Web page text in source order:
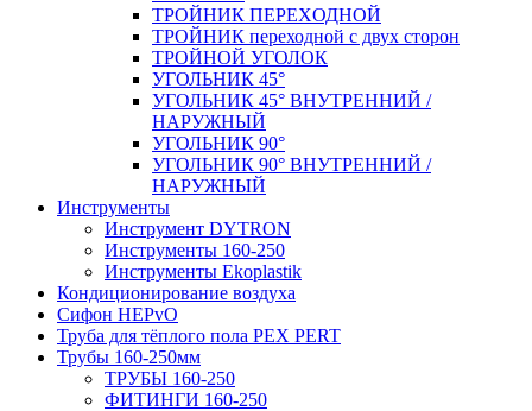
ТРОЙНИК ПЕРЕXОДНОЙ
ТРОЙНИК переходной с двух сторон
ТРОЙНОЙ УГОЛОК
УГОЛЬНИК 45°
УГОЛЬНИК 45° ВНУТРЕННИЙ /
НАРУЖНЫЙ
УГОЛЬНИК 90°
УГОЛЬНИК 90° ВНУТРЕННИЙ /
НАРУЖНЫЙ
Инструменты
Инструмент DYTRON
Инструменты 160-250
Инструменты Ekoplastik
Кондиционирование воздуха
Сифон HEPvO
Труба для тёплого пола PEX PERT
Трубы 160-250мм
ТРУБЫ 160-250
ФИТИНГИ 160-250